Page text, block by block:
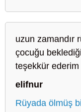
uzun zamandır
çocuğu
teşekkür
elifnur
Rüyada ölmüş